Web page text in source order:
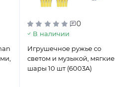
0
В наличии
Игрушечное ружье со
светом и музыкой, мягкие
шары 10 шт (6003A)